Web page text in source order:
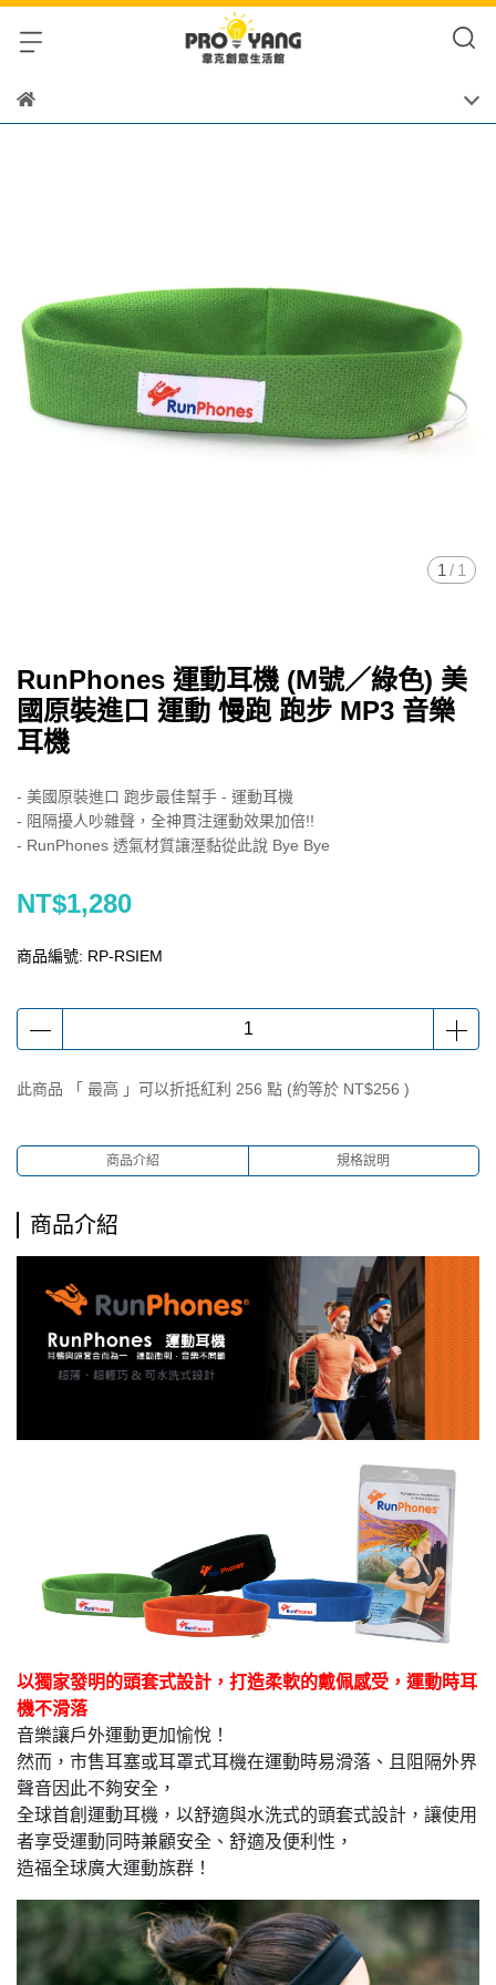
1 / 1
RunPhones 運動耳機 (M號／綠色) 美
國原裝進口 運動 慢跑 跑步 MP3 音樂
耳機
- 美國原裝進口 跑步最佳幫手 - 運動耳機
- 阻隔擾人吵雜聲，全神貫注運動效果加倍!!
- RunPhones 透氣材質讓溼黏從此說 Bye Bye
NT$1,280
商品編號: RP-RSIEM
此商品 「 最高 」可以折抵紅利 256 點 (約等於 NT$256 )
商品介紹 規格說明
商品介紹
以獨家發明的頭套式設計，打造柔軟的戴佩感受，運動時耳
機不滑落
音樂讓戶外運動更加愉悅！
然而，市售耳塞或耳罩式耳機在運動時易滑落、且阻隔外界
聲音因此不夠安全，
全球首創運動耳機，以舒適與水洗式的頭套式設計，讓使用
者享受運動同時兼顧安全、舒適及便利性，
造福全球廣大運動族群！